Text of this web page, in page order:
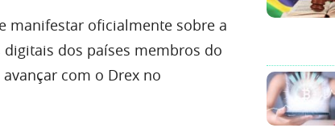
manifestar oficialmente sobre a
dos países membros do
com o Drex no